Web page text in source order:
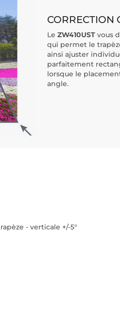
CORRECTION
Le ZW410UST vous
qui permet le
ainsi ajuster
parfaitement
lorsque le
angle.
- verticale +/-5°